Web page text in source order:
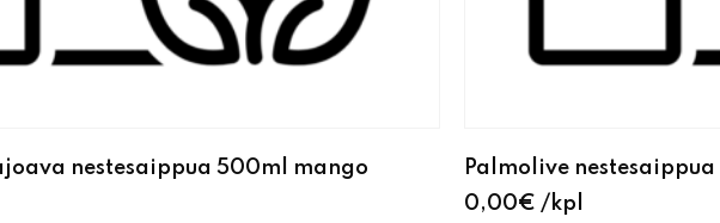
nestesaippua 500ml mango
Palmolive
0,00€ kpl